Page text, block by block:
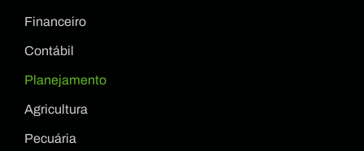
Financeiro
Contábil
Planejamento
Agricultura
Pecuária